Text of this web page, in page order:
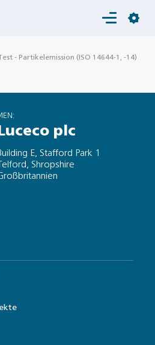
Login
- Partikelemission (ISO 14644-1, -14)
Luceco plc
E, Stafford Park 1
Shropshire